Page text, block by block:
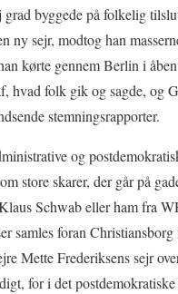
grad byggede på folkelig
ny sejr, modtog han
kørte gennem Berlin i
hvad folk gik og sagde, og
stemningsrapporter.
og
store skarer, der går på
Schwab eller ham fra
samles foran
Mette Frederiksens sejr
for i det